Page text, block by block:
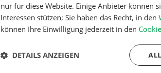
Landtechnik
«Ich mag ebenso den
Pflanzenbau wie die
nur für diese Website. Einige Anbieter können
Interessen stützen; Sie haben das Recht, in den
können Ihre Einwilligung jederzeit in den
DETAILS ANZEIGEN